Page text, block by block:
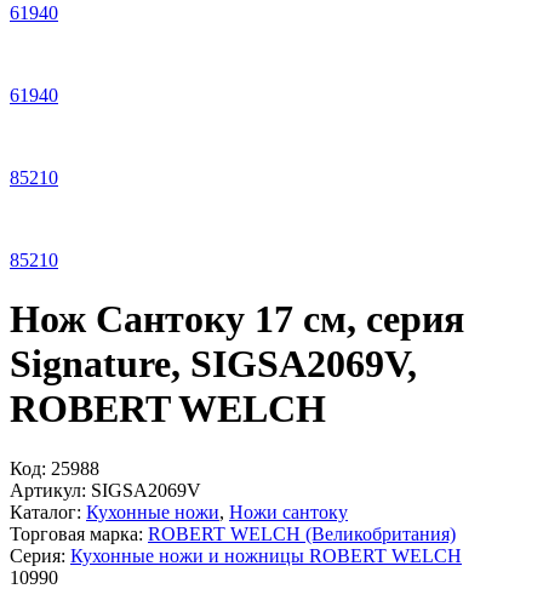
61940
61940
85210
85210
Нож Сантоку 17 см, серия
Signature, SIGSA2069V,
ROBERT WELCH
Код: 25988
Артикул: SIGSA2069V
Каталог: Кухонные ножи, Ножи сантоку
Торговая марка: ROBERT WELCH (Великобритания)
Серия: Кухонные ножи и ножницы ROBERT WELCH
10990